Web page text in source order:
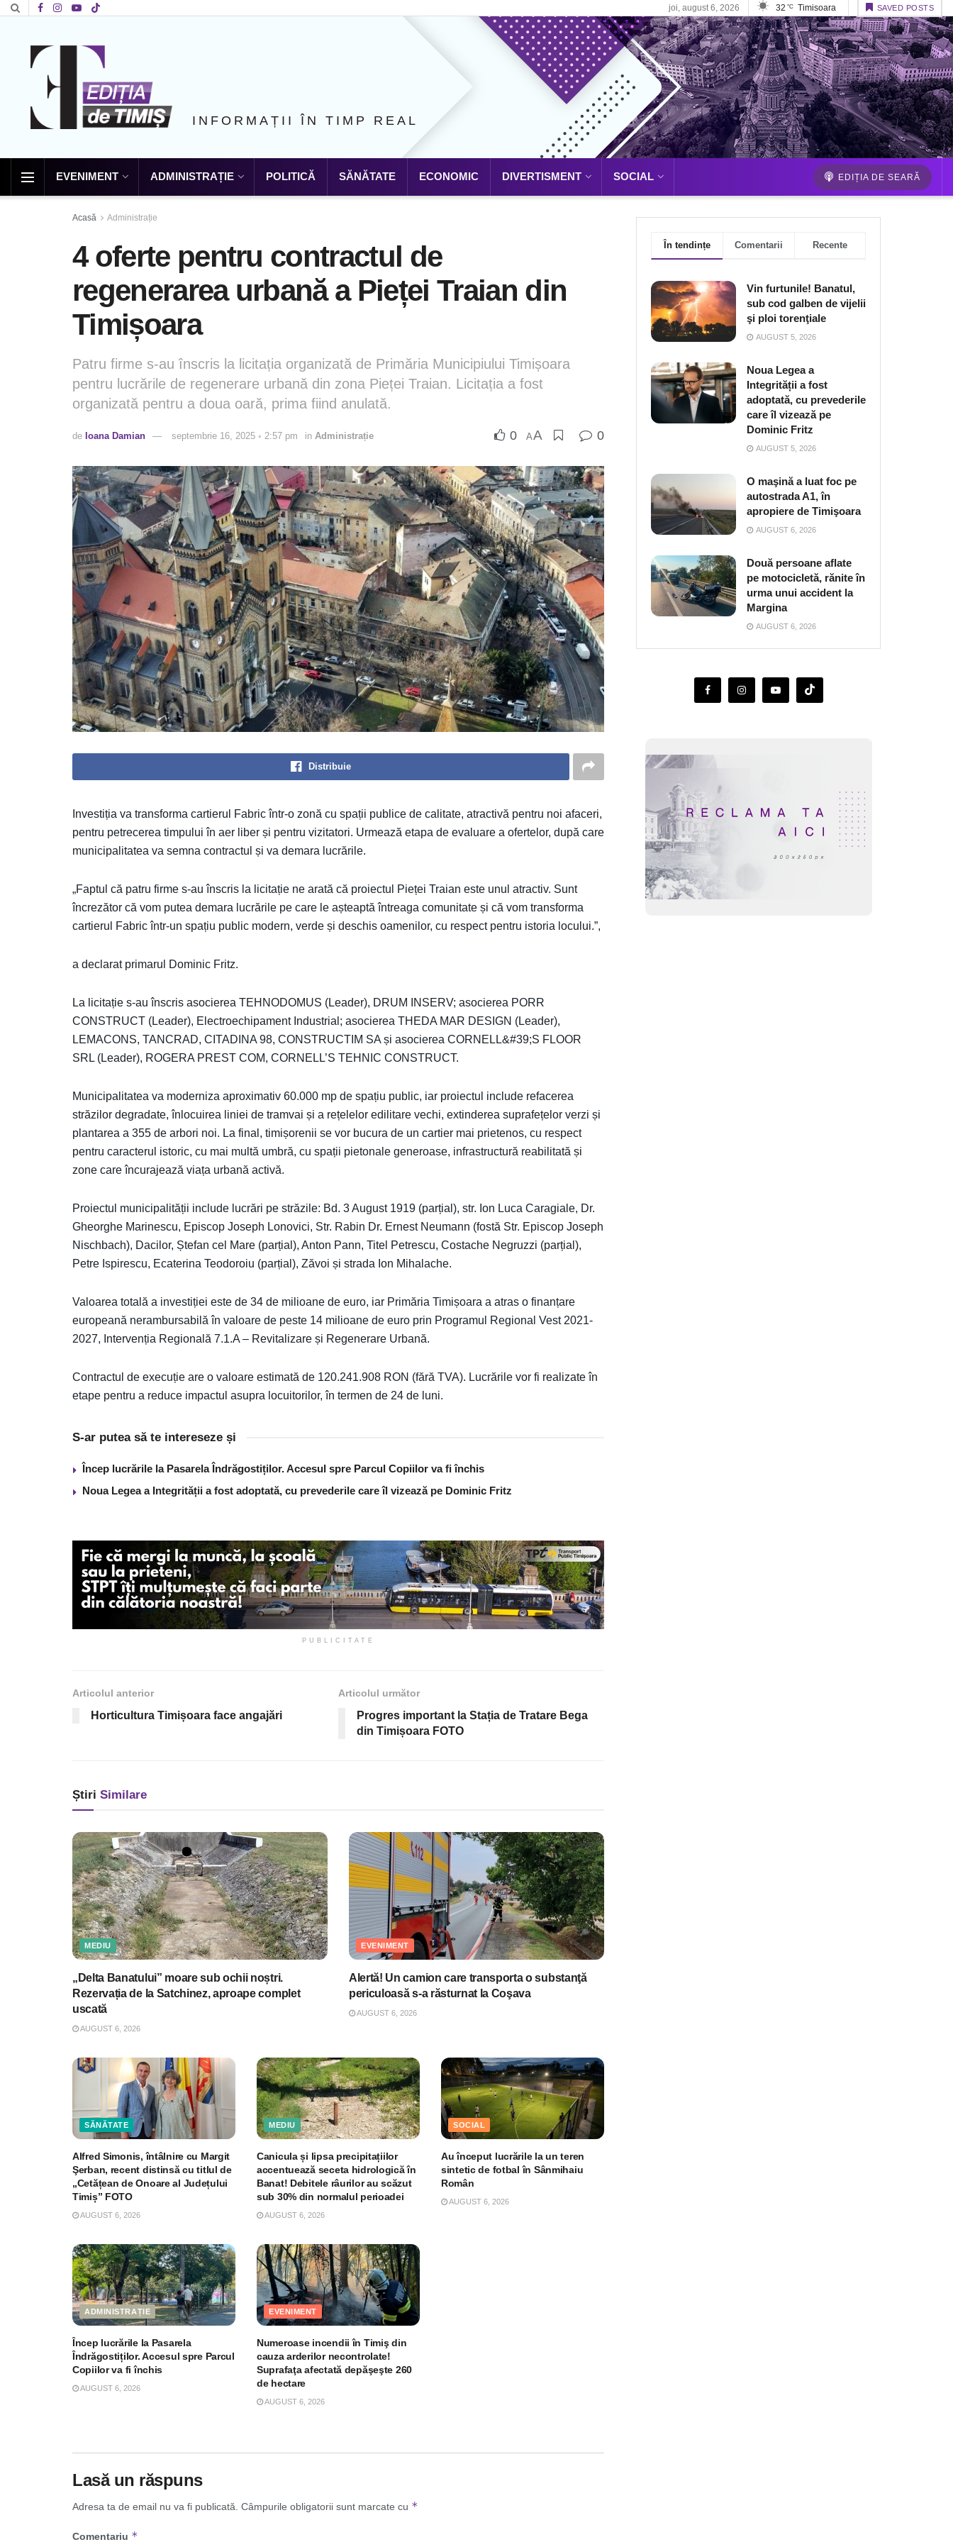
joi, august 6, 2026 32 °C Timisoara SAVED POSTS
INFORMAȚII ÎN TIMP REAL
EVENIMENT ADMINISTRAȚIE POLITICĂ SĂNĂTATE ECONOMIC DIVERTISMENT SOCIAL EDIȚIA DE SEARĂ
Acasă Administrație
4 oferte pentru contractul de
regenerarea urbană a Pieței Traian din
Timișoara
Patru firme s-au înscris la licitația organizată de Primăria Municipiului Timișoara
pentru lucrările de regenerare urbană din zona Pieței Traian. Licitația a fost
organizată pentru a doua oară, prima fiind anulată.
de Ioana Damian septembrie 16, 2025 ◦ 2:57 pm in Administrație 0 AA 0
Distribuie
Investiția va transforma cartierul Fabric într-o zonă cu spații publice de calitate, atractivă pentru noi afaceri,
pentru petrecerea timpului în aer liber și pentru vizitatori. Urmează etapa de evaluare a ofertelor, după care
municipalitatea va semna contractul și va demara lucrările.
„Faptul că patru firme s-au înscris la licitație ne arată că proiectul Pieței Traian este unul atractiv. Sunt
încrezător că vom putea demara lucrările pe care le așteaptă întreaga comunitate și că vom transforma
cartierul Fabric într-un spațiu public modern, verde și deschis oamenilor, cu respect pentru istoria locului.”,
a declarat primarul Dominic Fritz.
La licitație s-au înscris asocierea TEHNODOMUS (Leader), DRUM INSERV; asocierea PORR
CONSTRUCT (Leader), Electroechipament Industrial; asocierea THEDA MAR DESIGN (Leader),
LEMACONS, TANCRAD, CITADINA 98, CONSTRUCTIM SA și asocierea CORNELL&#39;S FLOOR
SRL (Leader), ROGERA PREST COM, CORNELL’S TEHNIC CONSTRUCT.
Municipalitatea va moderniza aproximativ 60.000 mp de spațiu public, iar proiectul include refacerea
străzilor degradate, înlocuirea liniei de tramvai și a rețelelor edilitare vechi, extinderea suprafețelor verzi și
plantarea a 355 de arbori noi. La final, timișorenii se vor bucura de un cartier mai prietenos, cu respect
pentru caracterul istoric, cu mai multă umbră, cu spații pietonale generoase, infrastructură reabilitată și
zone care încurajează viața urbană activă.
Proiectul municipalității include lucrări pe străzile: Bd. 3 August 1919 (parțial), str. Ion Luca Caragiale, Dr.
Gheorghe Marinescu, Episcop Joseph Lonovici, Str. Rabin Dr. Ernest Neumann (fostă Str. Episcop Joseph
Nischbach), Dacilor, Ștefan cel Mare (parțial), Anton Pann, Titel Petrescu, Costache Negruzzi (parțial),
Petre Ispirescu, Ecaterina Teodoroiu (parțial), Zăvoi și strada Ion Mihalache.
Valoarea totală a investiției este de 34 de milioane de euro, iar Primăria Timișoara a atras o finanțare
europeană nerambursabilă în valoare de peste 14 milioane de euro prin Programul Regional Vest 2021-
2027, Intervenția Regională 7.1.A – Revitalizare și Regenerare Urbană.
Contractul de execuție are o valoare estimată de 120.241.908 RON (fără TVA). Lucrările vor fi realizate în
etape pentru a reduce impactul asupra locuitorilor, în termen de 24 de luni.
S-ar putea să te intereseze și
Încep lucrările la Pasarela Îndrăgostiților. Accesul spre Parcul Copiilor va fi închis
Noua Legea a Integrității a fost adoptată, cu prevederile care îl vizează pe Dominic Fritz
PUBLICITATE
Articolul anterior
Horticultura Timișoara face angajări
Articolul următor
Progres important la Stația de Tratare Bega
din Timișoara FOTO
Știri Similare
MEDIU
„Delta Banatului” moare sub ochii noștri.
Rezervația de la Satchinez, aproape complet
uscată
AUGUST 6, 2026
EVENIMENT
Alertă! Un camion care transporta o substanţă
periculoasă s-a răsturnat la Coşava
AUGUST 6, 2026
SĂNĂTATE
Alfred Simonis, întâlnire cu Margit
Şerban, recent distinsă cu titlul de
„Cetățean de Onoare al Județului
Timiș” FOTO
AUGUST 6, 2026
MEDIU
Canicula și lipsa precipitațiilor
accentuează seceta hidrologică în
Banat! Debitele râurilor au scăzut
sub 30% din normalul perioadei
AUGUST 6, 2026
SOCIAL
Au început lucrările la un teren
sintetic de fotbal în Sânmihaiu
Român
AUGUST 6, 2026
ADMINISTRAȚIE
Încep lucrările la Pasarela
Îndrăgostiților. Accesul spre Parcul
Copiilor va fi închis
AUGUST 6, 2026
EVENIMENT
Numeroase incendii în Timiş din
cauza arderilor necontrolate!
Suprafaţa afectată depăşeşte 260
de hectare
AUGUST 6, 2026
Lasă un răspuns
Adresa ta de email nu va fi publicată. Câmpurile obligatorii sunt marcate cu *
Comentariu *
În tendințe Comentarii Recente
Vin furtunile! Banatul,
sub cod galben de vijelii
şi ploi torenţiale
AUGUST 5, 2026
Noua Legea a
Integrității a fost
adoptată, cu prevederile
care îl vizează pe
Dominic Fritz
AUGUST 5, 2026
O maşină a luat foc pe
autostrada A1, în
apropiere de Timişoara
AUGUST 6, 2026
Două persoane aflate
pe motocicletă, rănite în
urma unui accident la
Margina
AUGUST 6, 2026